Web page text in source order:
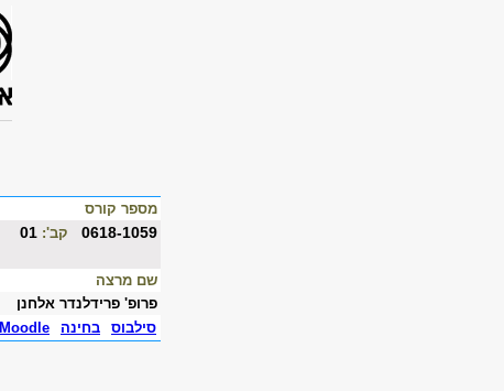
מספר קורס
0618-1059 קב':
שם מרצה
פרופ' פרידלנדר אלחנן
סילבוס
בחינה Moodle